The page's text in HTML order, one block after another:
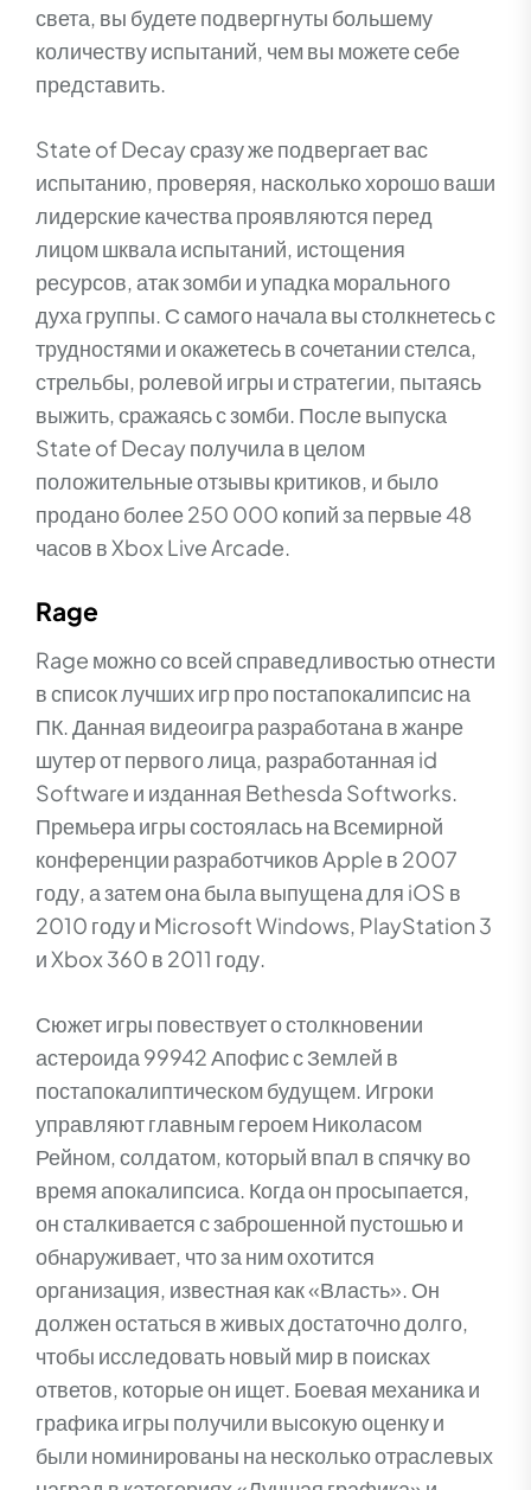
света, вы будете подвергнуты большему
количеству испытаний, чем вы можете себе
представить.
State of Decay сразу же подвергает вас
испытанию, проверяя, насколько хорошо ваши
лидерские качества проявляются перед
лицом шквала испытаний, истощения
ресурсов, атак зомби и упадка морального
духа группы. С самого начала вы столкнетесь с
трудностями и окажетесь в сочетании стелса,
стрельбы, ролевой игры и стратегии, пытаясь
выжить, сражаясь с зомби. После выпуска
State of Decay получила в целом
положительные отзывы критиков, и было
продано более 250 000 копий за первые 48
часов в Xbox Live Arcade.
Rage
Rage можно со всей справедливостью отнести
в список лучших игр про постапокалипсис на
ПК. Данная видеоигра разработана в жанре
шутер от первого лица, разработанная id
Software и изданная Bethesda Softworks.
Премьера игры состоялась на Всемирной
конференции разработчиков Apple в 2007
году, а затем она была выпущена для iOS в
2010 году и Microsoft Windows, PlayStation 3
и Xbox 360 в 2011 году.
Сюжет игры повествует о столкновении
астероида 99942 Апофис с Землей в
постапокалиптическом будущем. Игроки
управляют главным героем Николасом
Рейном, солдатом, который впал в спячку во
время апокалипсиса. Когда он просыпается,
он сталкивается с заброшенной пустошью и
обнаруживает, что за ним охотится
организация, известная как «Власть». Он
должен остаться в живых достаточно долго,
чтобы исследовать новый мир в поисках
ответов, которые он ищет. Боевая механика и
графика игры получили высокую оценку и
были номинированы на несколько отраслевых